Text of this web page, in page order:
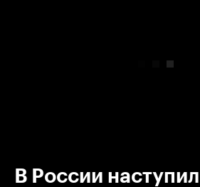
В России